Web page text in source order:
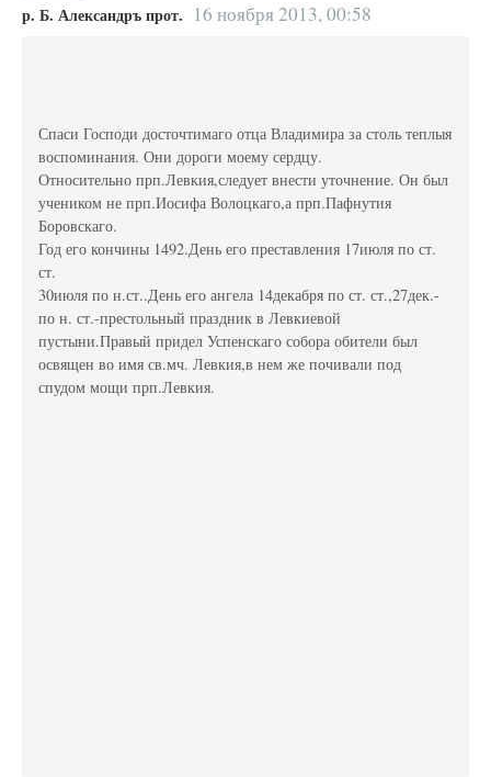
р. Б. Александръ прот. 16 ноября 2013, 00:58
Спаси Господи досточтимаго отца Владимира за столь теплыя
воспоминания. Они дороги моему сердцу.
Относительно прп.Левкия,следует внести уточнение. Он был
учеником не прп.Иосифа Волоцкаго,а прп.Пафнутия
Боровскаго.
Год его кончины 1492.День его преставления 17июля по ст.
ст.
30июля по н.ст..День его ангела 14декабря по ст. ст.,27дек.-
по н. ст.-престольный праздник в Левкиевой
пустыни.Правый придел Успенскаго собора обители был
освящен во имя св.мч. Левкия,в нем же почивали под
спудом мощи прп.Левкия.